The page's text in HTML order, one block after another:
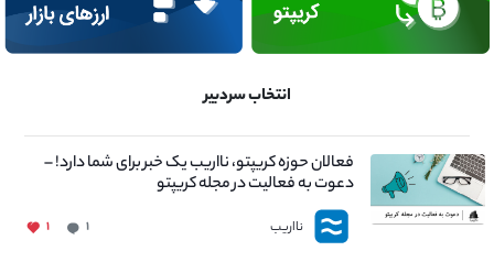
انتخاب سردبیر
فعالان حوزه کریپتو، نااریب یک خبر برای شما دارد! –
دعوت به فعالیت در مجله کریپتو
نااریب ۱ ۱